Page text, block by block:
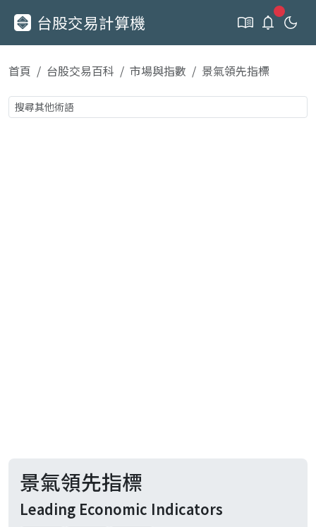
台股交易計算機 新通知
首頁 台股交易百科 市場與指數 景氣領先指標
景氣領先指標
Leading Economic Indicators